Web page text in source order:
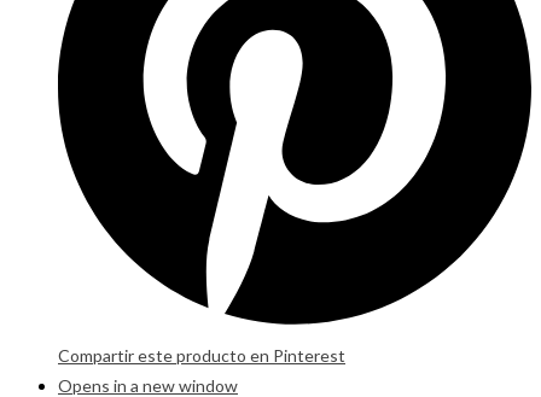
Compartir este producto en Pinterest
Opens in a new window